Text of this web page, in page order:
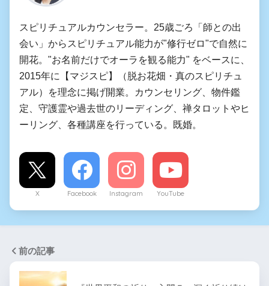
スピリチュアルカウンセラー。25歳ごろ「師との出
会い」からスピリチュアル能力が"修行ゼロ"で自然に
開花。"お名前だけでオーラを観る能力" をベースに、
2015年に【マジスピ】（脱お花畑・真のスピリチュ
アル）を理念に掲げ開業。カウンセリング、物件鑑
定、守護霊や過去世のリーディング、禅タロットやヒ
ーリング、各種講座を行っている。既婚。
X Facebook Instagram YouTube
前の記事